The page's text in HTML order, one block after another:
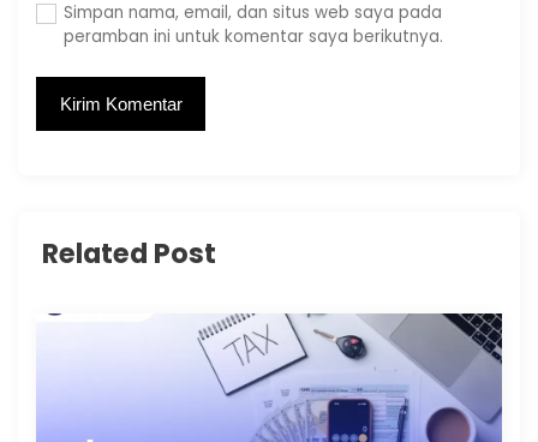
Simpan nama, email, dan situs web saya pada
peramban ini untuk komentar saya berikutnya.
Related Post